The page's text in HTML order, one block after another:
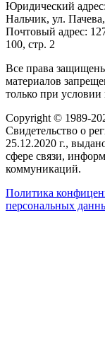
Юридический
Нальчик, ул.
Почтовый адрес:
100, стр. 2
Все права
материалов
только при условии
Copyright © 1989-
Свидетельство о
25.12.2020 г.,
сфере связи,
коммуникаций.
Политика
персональных